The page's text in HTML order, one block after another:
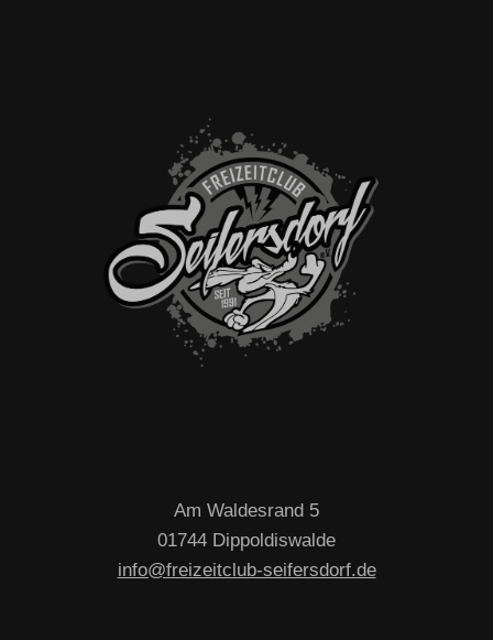
Am Waldesrand 5
01744 Dippoldiswalde
info@freizeitclub-seifersdorf.de